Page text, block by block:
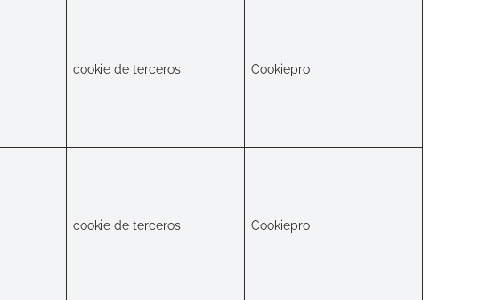
cookie de terceros Cookiepro
cookie de terceros Cookiepro